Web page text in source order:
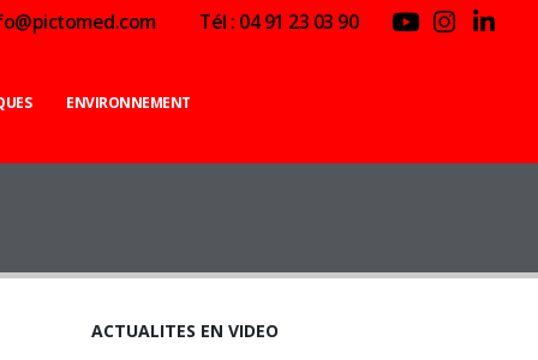
Tél : 04 91 23 03 90
ENVIRONNEMENT
ACTUALITES EN VIDEO